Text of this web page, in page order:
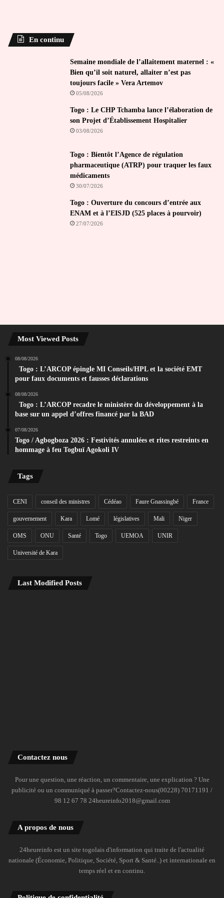
En continu
Semaine mondiale de l’allaitement maternel : «
Bien qu’il soit naturel, allaiter n’est pas
toujours facile » Vera Artemov
05/08/2026
Togo : Le CHP Tchamba lance l’élaboration de
son Projet d’Établissement Hospitalier
03/08/2026
Togo : Bientôt l’Agence de régulation
pharmaceutique (ATRP) pour traquer les faux
médicaments
30/07/2026
Togo : Ouverture du concours d’entrée aux
ENAM et à l’EISJD (525 places à pourvoir)
27/07/2026
Most Viewed Posts
08/08/2026
Togo : L’ARCOP épingle MI Conseils/HPL et la société EMT
pour faux documents et fausses déclarations
08/08/2026
Togo : L’ARCOP recadre le ministère du développement à la
base sur un appel d’offres financé par la BAD
07/08/2026
Togo / Agbogboza 2026 : Festivités annulées et rites restreints en
hommage à feu Togbuï Agokoli IV
Tags
CENI conseil des ministres Cédéao Faure Gnassingbé France
gouvernement Kara Lomé législatives Mali Niger
OMS ONU Santé Togo UEMOA UNIR
Université de Kara
Last Modified Posts
Contactez nous
Pour une question, une réaction, un commentaire, une explication ? Une
publicité ou un communiqué à passer?Contactez-nous(00228) 70171191 /
98 12 67 78 24heureinfo2018@gmail.com
A propos de nous
24heureinfo est un site togolais d'information qui traite de l'actualité
nationale (Économie, Politique, Société, Sport & Santé..) et internationale en
temps réel et en continu.